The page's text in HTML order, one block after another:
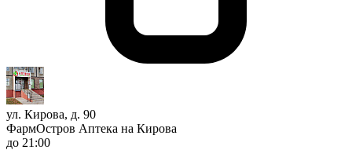
ул. Кирова, д. 90
ФармОстров Аптека на Кирова
до 21:00